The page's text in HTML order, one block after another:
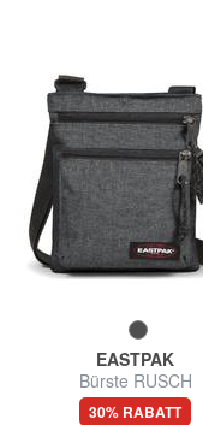
EASTPAK
Bürste RUSCH
30% RABATT